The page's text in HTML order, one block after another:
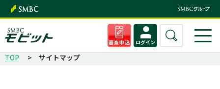
審査申込 ログイン
TOP サイトマップ